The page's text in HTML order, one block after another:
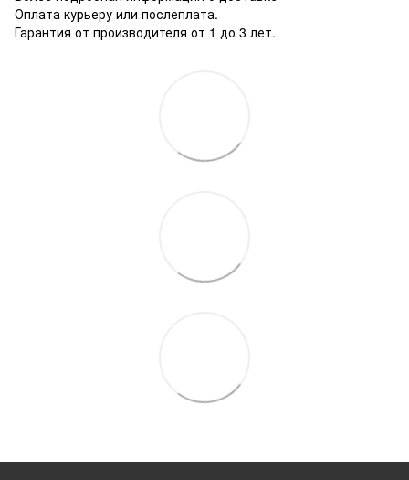
Оплата курьеру или послеплата.
Гарантия от производителя от 1 до 3 лет.